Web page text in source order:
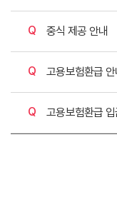
질문
중식 제공 안내
질문
고용보험환급
질문
고용보험환급